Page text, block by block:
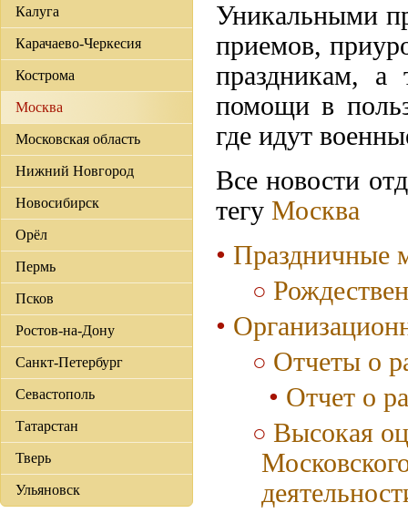
Калуга
Карачаево-Черкесия
Кострома
Москва
Московская область
Нижний Новгород
Новосибирск
Орёл
Пермь
Псков
Ростов-на-Дону
Санкт-Петербург
Севастополь
Татарстан
Тверь
Ульяновск
Уникальными
приемов,
праздникам, а
помощи в
где идут
Все новости
тегу Москва
Праздничные
Отчеты о
Отчет о
Высокая